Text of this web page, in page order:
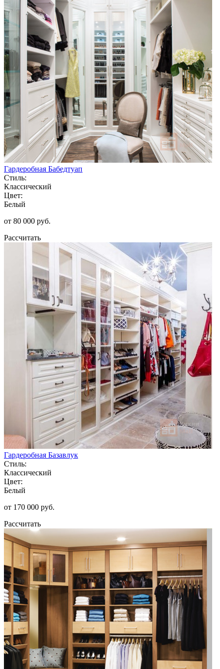
Гардеробная Бабедтуап
Стиль:
Классический
Цвет:
Белый
от 80 000 руб.
Рассчитать
Гардеробная Базавлук
Стиль:
Классический
Цвет:
Белый
от 170 000 руб.
Рассчитать